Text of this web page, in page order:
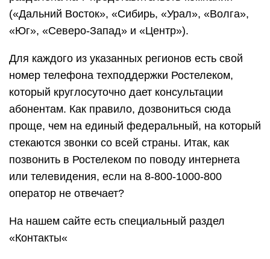
(«Дальний Восток», «Сибирь, «Урал», «Волга»,
«Юг», «Северо-Запад» и «Центр»).
Для каждого из указанных регионов есть свой
номер телефона техподдержки Ростелеком,
который круглосуточно дает консультации
абонентам. Как правило, дозвониться сюда
проще, чем на единый федеральный, на который
стекаются звонки со всей страны. Итак, как
позвонить в Ростелеком по поводу интернета
или телевидения, если на 8-800-1000-800
оператор не отвечает?
На нашем сайте есть специальный раздел
«Контакты«